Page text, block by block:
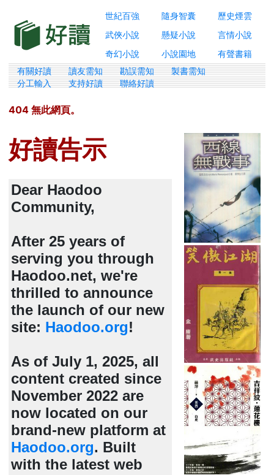
世紀百強 隨身智囊
歷史煙雲
武俠小說
懸疑小說
言情小說
奇幻小說
小說園地 有聲書籍
有關好讀 讀友需知 勘誤需知
製書需知
分工輸入
支持好讀 聯絡好讀
404 無此網頁。
好讀告示
Dear Haodoo
Community,
After 25 years of
serving you through
Haodoo.net, we're
thrilled to announce
the launch of our new
site: Haodoo.org!
As of July 1, 2025, all
content created since
November 2022 are
now located on our
brand-new platform at
Haodoo.org. Built
with the latest web